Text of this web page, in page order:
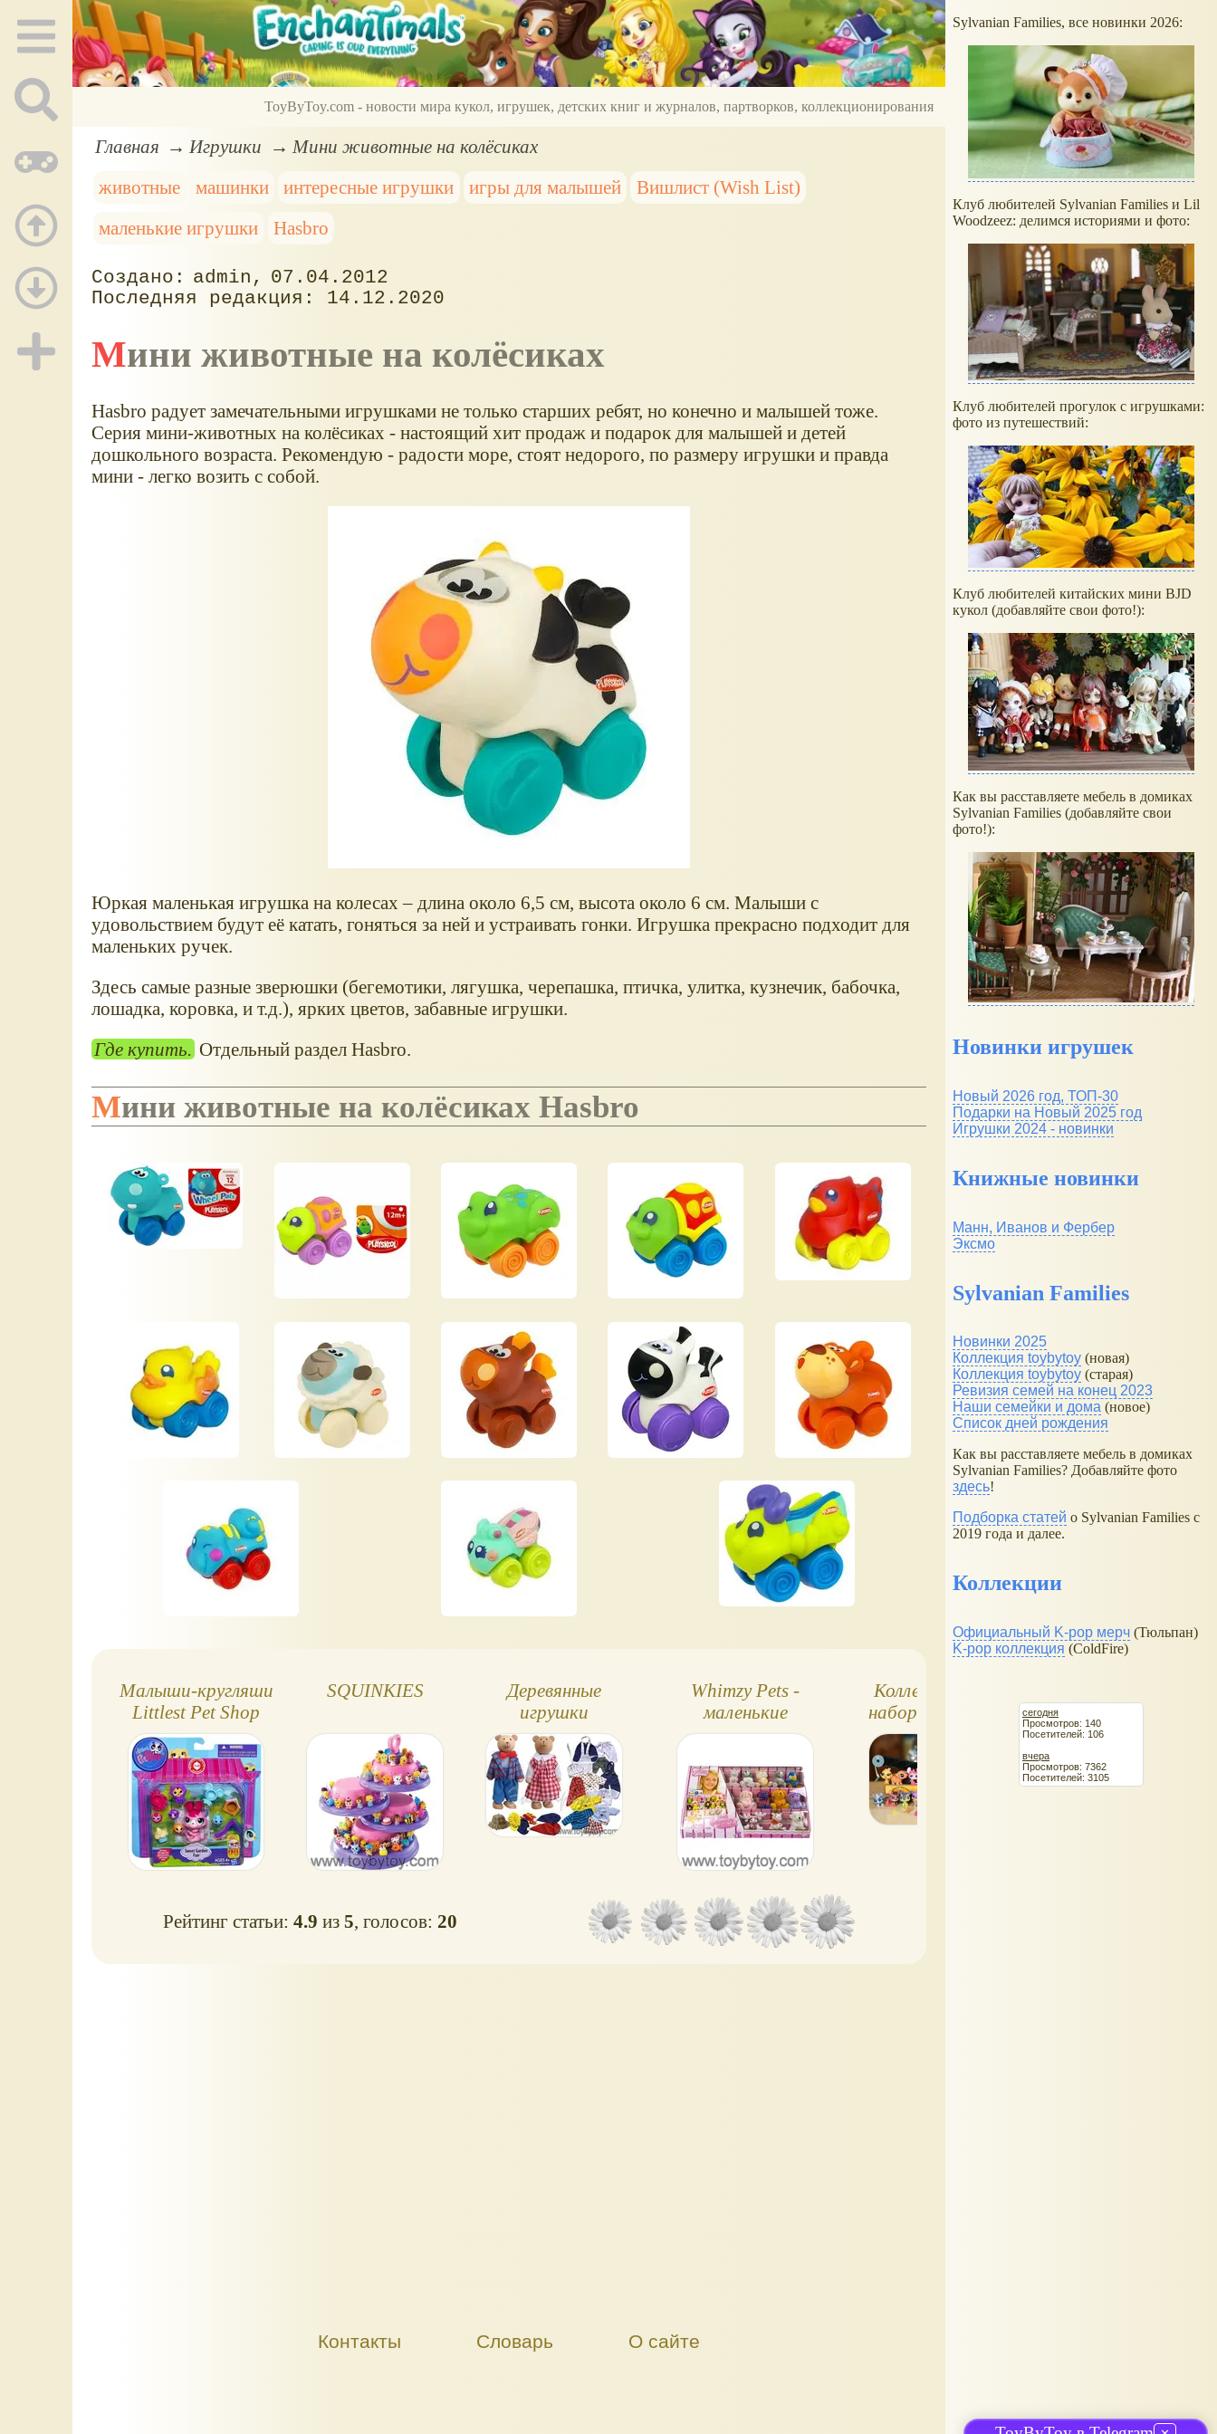
ToyByToy.com - новости мира кукол, игрушек, детских книг и журналов, партворков, коллекционирования
Главная Игрушки
Мини животные на колёсиках
животные
машинки интересные игрушки игры для малышей
Вишлист (Wish List)
маленькие игрушки
Hasbro
admin
07.04.2012
14.12.2020
Мини животные на колёсиках
Hasbro радует замечательными игрушками не только старших ребят, но конечно и малышей тоже.
Серия мини-животных на колёсиках - настоящий хит продаж и подарок для малышей и детей
дошкольного возраста. Рекомендую - радости море, стоят недорого, по размеру игрушки и правда
мини - легко возить с собой.
Юркая маленькая игрушка на колесах – длина около 6,5 см, высота около 6 см. Малыши с
удовольствием будут её катать, гоняться за ней и устраивать гонки. Игрушка прекрасно подходит для
маленьких ручек.
Здесь самые разные зверюшки (бегемотики, лягушка, черепашка, птичка, улитка, кузнечик, бабочка,
лошадка, коровка, и т.д.), ярких цветов, забавные игрушки.
Где купить.Отдельный раздел Hasbro.
Мини животные на колёсиках Hasbro
Малыши-кругляши
Littlest Pet Shop
SQUINKIES
Деревянные
игрушки
Whimzy Pets -
маленькие
плюшевые игрушки
Коллекционный
набор Вечеринка
Littlest Pet Shop
колесе
Рейтинг статьи:4.9 из5, голосов:20
Контакты Словарь О сайте
Sylvanian Families, все новинки 2026:
Клуб любителей Sylvanian Families и Lil
Woodzeez: делимся историями и фото:
Клуб любителей прогулок с игрушками:
фото из путешествий:
Клуб любителей китайских мини BJD
кукол (добавляйте свои фото!):
Как вы расставляете мебель в домиках
Sylvanian Families (добавляйте свои
фото!):
Новинки игрушек
Новый 2026 год, ТОП-30
Подарки на Новый 2025 год
Игрушки 2024 - новинки
Книжные новинки
Манн, Иванов и Фербер
Эксмо
Sylvanian Families
Новинки 2025
Коллекция toybytoy (новая)
Коллекция toybytoy (старая)
Ревизия семей на конец 2023
Наши семейки и дома (новое)
Список дней рождения
Как вы расставляете мебель в домиках
Sylvanian Families? Добавляйте фото
здесь!
Подборка статей о Sylvanian Families с
2019 года и далее.
Коллекции
Официальный K-pop мерч (Тюльпан)
K-pop коллекция (ColdFire)
сегодня
Просмотров: 140
Посетителей: 106
вчера
Просмотров: 7362
Посетителей: 3105